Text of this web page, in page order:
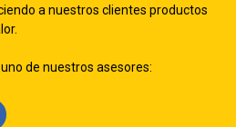
a nuestros clientes productos
de nuestros asesores: